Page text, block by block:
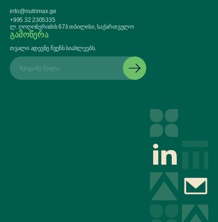
info@nutrimax.ge
+995 32 2305335
ლ. ღოღობერიძის 67ბ თბილისი, საქართველო
გამოწერა
თვალი ადევნე ჩვენს სიახლეებს.